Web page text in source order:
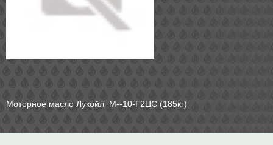
Моторное масло Лукойл М--10-Г2ЦС (185кг)